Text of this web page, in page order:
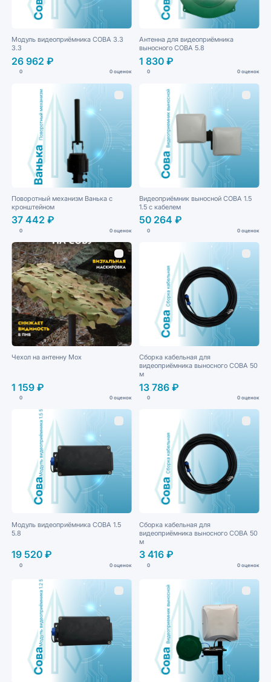
Модуль видеоприёмника СОВА 3.3
3.3
26 962 ₽
0 0 оценок
Антенна для видеоприёмника
выносного СОВА 5.8
1 830 ₽
0 0 оценок
Поворотный механизм Ванька с
кронштейном
37 442 ₽
0 0 оценок
Видеоприёмник выносной СОВА 1.5
1.5 с кабелем
50 264 ₽
0 0 оценок
Чехол на антенну Мох
1 159 ₽
0 0 оценок
Сборка кабельная для
видеоприёмника выносного СОВА 50
м
13 786 ₽
0 0 оценок
Модуль видеоприёмника СОВА 1.5
5.8
19 520 ₽
0 0 оценок
Сборка кабельная для
видеоприёмника выносного СОВА 50
м
3 416 ₽
0 0 оценок